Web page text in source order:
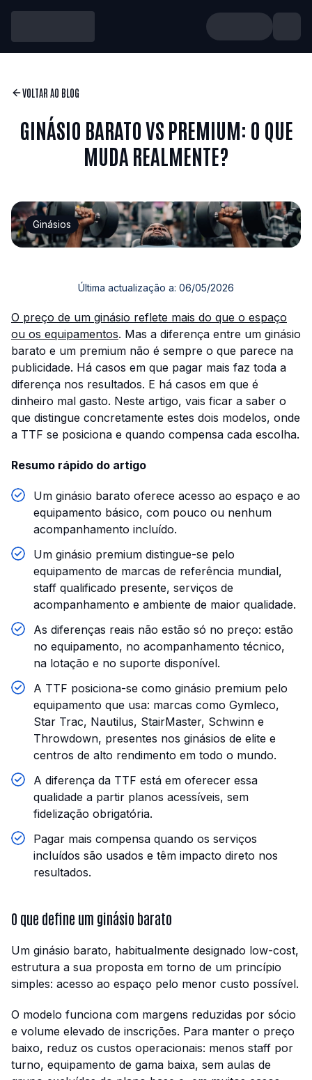
VOLTAR AO BLOG
GINÁSIO BARATO VS PREMIUM: O QUE
MUDA REALMENTE?
Ginásios
Última actualização a: 06/05/2026
O preço de um ginásio reflete mais do que o espaço
ou os equipamentos. Mas a diferença entre um ginásio
barato e um premium não é sempre o que parece na
publicidade. Há casos em que pagar mais faz toda a
diferença nos resultados. E há casos em que é
dinheiro mal gasto. Neste artigo, vais ficar a saber o
que distingue concretamente estes dois modelos, onde
a TTF se posiciona e quando compensa cada escolha.
Resumo rápido do artigo
Um ginásio barato oferece acesso ao espaço e ao
equipamento básico, com pouco ou nenhum
acompanhamento incluído.
Um ginásio premium distingue-se pelo
equipamento de marcas de referência mundial,
staff qualificado presente, serviços de
acompanhamento e ambiente de maior qualidade.
As diferenças reais não estão só no preço: estão
no equipamento, no acompanhamento técnico,
na lotação e no suporte disponível.
A TTF posiciona-se como ginásio premium pelo
equipamento que usa: marcas como Gymleco,
Star Trac, Nautilus, StairMaster, Schwinn e
Throwdown, presentes nos ginásios de elite e
centros de alto rendimento em todo o mundo.
A diferença da TTF está em oferecer essa
qualidade a partir planos acessíveis, sem
fidelização obrigatória.
Pagar mais compensa quando os serviços
incluídos são usados e têm impacto direto nos
resultados.
O que define um ginásio barato
Um ginásio barato, habitualmente designado low-cost,
estrutura a sua proposta em torno de um princípio
simples: acesso ao espaço pelo menor custo possível.
O modelo funciona com margens reduzidas por sócio
e volume elevado de inscrições. Para manter o preço
baixo, reduz os custos operacionais: menos staff por
turno, equipamento de gama baixa, sem aulas de